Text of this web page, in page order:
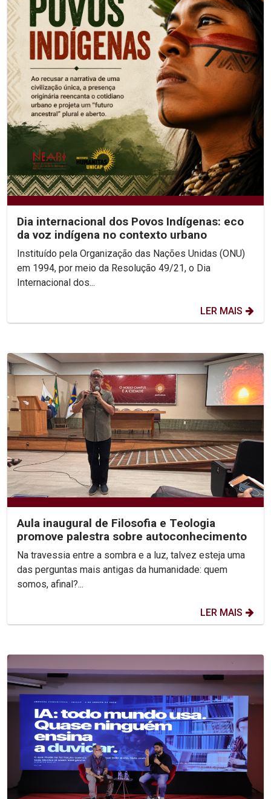
Dia internacional dos Povos Indígenas: eco
da voz indígena no contexto urbano
Instituído pela Organização das Nações Unidas (ONU)
em 1994, por meio da Resolução 49/21, o Dia
Internacional dos...
LER MAIS
Aula inaugural de Filosofia e Teologia
promove palestra sobre autoconhecimento
Na travessia entre a sombra e a luz, talvez esteja uma
das perguntas mais antigas da humanidade: quem
somos, afinal?...
LER MAIS